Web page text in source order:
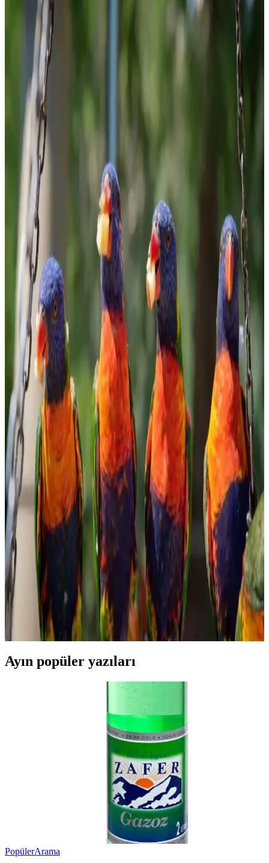
Evde bulunan temel malzemelerle hazırlanan ekonomik ve sağlıklı
tatlı tarifleri, farklı malzemelerle besleyici ve pratik çözümler
sunuyor. Tatlı ihtiyacınızı dengeli şekilde karşılayabilirsiniz.
Gıda ve İçecek Markaları: Ürün Çeşitliliği ve
Tüketici Tercihleri Analizi
Gıda ve içecek sektöründeki çeşitli markalar, ürün çeşitliliği ve kalite
standartlarıyla tüketicilerin ihtiyaçlarına cevap veriyor, rekabeti
şekillendiriyor.
Kahve Dünyası ve Marketlerdeki Granola
Seçenekleri Sağlıklı Yaşam İçin Uygun Alternatifler
Kahve Dünyası ve marketlerdeki granola ürünleri, doğal içerikleri
ve sağlıklı beslenmeye uygun özellikleriyle öne çıkıyor. Bu
makalede, granola'nın faydaları ve seçim kriterleri detaylandırıldı.
Evde Bulyon Hazırlama Rehberi: Lezzetli ve Doğal
Tarifler
Evde bulyon hazırlamak, doğal ve lezzetli sonuçlar elde etmenizi
sağlar. Malzeme seçimi ve pişirme süresiyle zengin aromalar
yakalayın, sağlıklı ve ekonomik tarifler için ideal bir yöntem.
Ormanlı Pirinci Nedir ve Özellikleriyle Mutfakta
Doğal Bir Seçenek
Ormanlı pirinci, doğal ortamda yetişen aromatik ve sağlıklı bir pirinç
türüdür. Geleneksel tekniklerle hazırlanan bu pirinç, yemeklere
özgün tat ve aroma katar, doğru pişirme teknikleriyle lezzetini ortaya
çıkarır.
Bozkırlı Çavuşoğlu Tahin: Doğal ve Sağlıklı
Ürünlerle Marketlerde Öne Çıkıyor
Bozkırlı Çavuşoğlu tahin, yüksek kaliteli susam ve doğal üretim
yöntemleriyle sağlıklı beslenmeye uygun, marketlerde sık tercih
edilen organik ve katkısız bir tahin seçeneğidir.
Migros'ta Pratik ve Lezzetli Haşlamalık Mısır
Seçenekleri ve Kullanım İpuçları
Migros'ta satılan haşlamalık mısır, pratik hazırlanabilirliği ve sağlıklı
içeriğiyle öne çıkar. Taze veya dondurulmuş seçenekleriyle çeşitli
yemeklerde ve atıştırmalıklarda kullanılabilir, sofralarınıza lezzet
katmaya devam eder.
Konak Şekerleme ve Tatlı Sektöründe Tüketici
Tercihleri ve Piyasa Analizi
Şekerleme ve tatlı ürünleri, tüketicilerin ilgisini çeken geniş bir
yelpazeye sahiptir. Kalite, hijyen ve doğal içerik ön planda olup,
rekabet ve yenilikçilik sektörde öne çıkmayı sağlar.
Ayın popüler yazıları
PopülerArama